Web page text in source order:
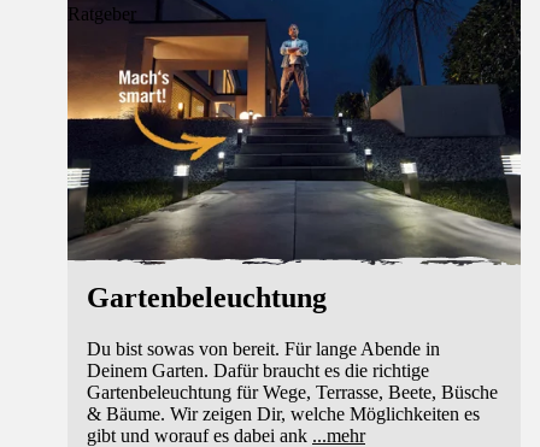
Ratgeber
Gartenbeleuchtung
Du bist sowas von bereit. Für lange Abende in
Deinem Garten. Dafür braucht es die richtige
Gartenbeleuchtung für Wege, Terrasse, Beete, Büsche
& Bäume. Wir zeigen Dir, welche Möglichkeiten es
gibt und worauf es dabei ank ...mehr